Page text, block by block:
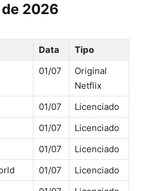
2026
Data
Tipo
01/07
Original
Netflix
01/07
Licenciado
01/07
Licenciado
01/07
Licenciado
01/07
Licenciado